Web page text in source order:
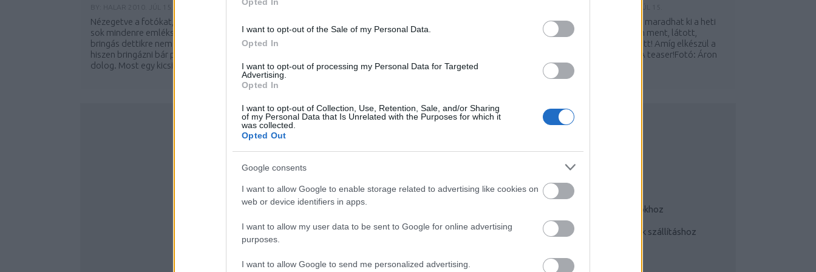
I want to opt-out of the Sale of my Personal Data.
Opted In
I want to opt-out of processing my Personal Data for Targeted
Advertising.
Opted In
I want to opt-out of Collection, Use, Retention, Sale, and/or Sharing
of my Personal Data that Is Unrelated with the Purposes for which it
was collected.
Opted Out
Google consents
I want to allow Google to enable storage related to advertising like cookies on
web or device identifiers in apps.
I want to allow my user data to be sent to Google for online advertising
purposes.
I want to allow Google to send me personalized advertising.
Nézegetve a fotókat, lapozgatva a memóriát
sok mindenre emlékszünk a Soundról, de
bringás dettikre nem. Talán így van ez jól,
hiszen bringázni bár populáris, mégis haladó
dolog. Most egy kicsit több pasit mutatunk...
Balaton parti elektronikus őrület, de az tuti,
frei-ekből, nagyilakokból a legkényelmesebb...
Hát persze, hogy a BS sem maradhat ki a heti
posztjaink közül. Aronman ment, látott,
megállított és fényképezett! Amíg elkészül a
beszámoló, itt az előleg. A teaser!Fotó: Áron
A bicikli nem egyszerűen közlekedési eszköz,
hanem egy igazi stíluselem. Nem kér
hiszen maga öltöztet. És még a városokat is
TUDATTÁGÍTÓ
- Bringás tippek
Kerékpárok a mindennapokhoz
Teherhordó/ cargo bringák szállításhoz